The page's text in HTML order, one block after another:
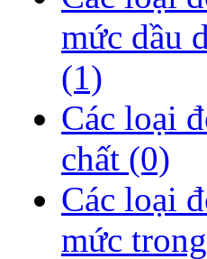
mức dầu
(1)
Các loại
chất (0)
Các loại
mức